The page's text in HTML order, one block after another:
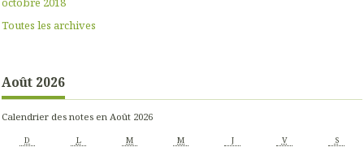
Toutes les archives
Août 2026
Calendrier des notes en Août 2026
D L M M J V S